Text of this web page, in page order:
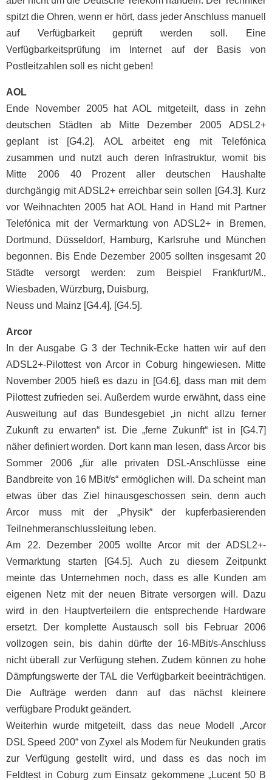
spitzt die Ohren, wenn er hört, dass jeder Anschluss manuell
auf Verfügbarkeit geprüft werden soll. Eine
Verfügbarkeitsprüfung im Internet auf der Basis von
Postleitzahlen soll es nicht geben!
AOL
Ende November 2005 hat AOL mitgeteilt, dass in zehn
deutschen Städten ab Mitte Dezember 2005 ADSL2+
geplant ist [G4.2]. AOL arbeitet eng mit Telefónica
zusammen und nutzt auch deren Infrastruktur, womit bis
Mitte 2006 40 Prozent aller deutschen Haushalte
durchgängig mit ADSL2+ erreichbar sein sollen [G4.3]. Kurz
vor Weihnachten 2005 hat AOL Hand in Hand mit Partner
Telefónica mit der Vermarktung von ADSL2+ in Bremen,
Dortmund, Düsseldorf, Hamburg, Karlsruhe und München
begonnen. Bis Ende Dezember 2005 sollten insgesamt 20
Städte versorgt werden: zum Beispiel Frankfurt/M.,
Wiesbaden, Würzburg, Duisburg,
Neuss und Mainz [G4.4], [G4.5].
Arcor
In der Ausgabe G 3 der Technik-Ecke hatten wir auf den
ADSL2+-Pilottest von Arcor in Coburg hingewiesen. Mitte
November 2005 hieß es dazu in [G4.6], dass man mit dem
Pilottest zufrieden sei. Außerdem wurde erwähnt, dass eine
Ausweitung auf das Bundesgebiet „in nicht allzu ferner
Zukunft zu erwarten“ ist. Die „ferne Zukunft“ ist in [G4.7]
näher definiert worden. Dort kann man lesen, dass Arcor bis
Sommer 2006 „für alle privaten DSL-Anschlüsse eine
Bandbreite von 16 MBit/s“ ermöglichen will. Da scheint man
etwas über das Ziel hinausgeschossen sein, denn auch
Arcor muss mit der „Physik“ der kupferbasierenden
Teilnehmeranschlussleitung leben.
Am 22. Dezember 2005 wollte Arcor mit der ADSL2+-
Vermarktung starten [G4.5]. Auch zu diesem Zeitpunkt
meinte das Unternehmen noch, dass es alle Kunden am
eigenen Netz mit der neuen Bitrate versorgen will. Dazu
wird in den Hauptverteilern die entsprechende Hardware
ersetzt. Der komplette Austausch soll bis Februar 2006
vollzogen sein, bis dahin dürfte der 16-MBit/s-Anschluss
nicht überall zur Verfügung stehen. Zudem können zu hohe
Dämpfungswerte der TAL die Verfügbarkeit beeinträchtigen.
Die Aufträge werden dann auf das nächst kleinere
verfügbare Produkt geändert.
Weiterhin wurde mitgeteilt, dass das neue Modell „Arcor
DSL Speed 200“ von Zyxel als Modem für Neukunden gratis
zur Verfügung gestellt wird, und dass es das noch im
Feldtest in Coburg zum Einsatz gekommene „Lucent 50 B